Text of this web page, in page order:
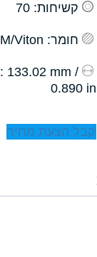
קשיחות: 70
חומר: FKM/Viton™
: 133.02 mm /
0.890 in
קבל הצעת מחיר